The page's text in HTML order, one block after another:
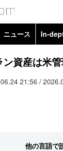
ニュース In-
資産は米
21:56 /
他の言語で